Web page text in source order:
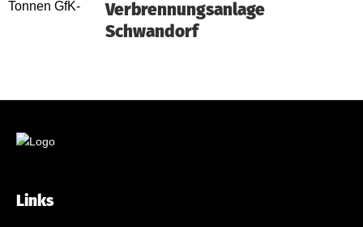
Verbrennungsanlage
Schwandorf
Links